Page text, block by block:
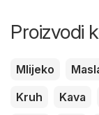
Proizvodi
Mlijeko
Kruh
Kava